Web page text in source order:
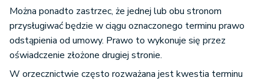
Można ponadto zastrzec, że jednej lub obu stronom
przysługiwać będzie w ciągu oznaczonego terminu prawo
odstąpienia od umowy. Prawo to wykonuje się przez
oświadczenie złożone drugiej stronie.
W orzecznictwie często rozważana jest kwestia terminu